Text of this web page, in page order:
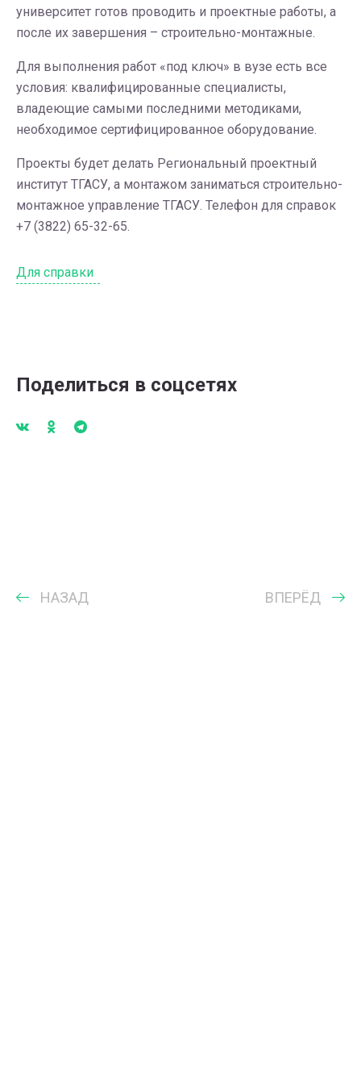
университет готов проводить и проектные работы, а
после их завершения – строительно-монтажные.
Для выполнения работ «под ключ» в вузе есть все
условия: квалифицированные специалисты,
владеющие самыми последними методиками,
необходимое сертифицированное оборудование.
Проекты будет делать Региональный проектный
институт ТГАСУ, а монтажом заниматься строительно-
монтажное управление ТГАСУ. Телефон для справок
+7 (3822) 65-32-65.
Для справки
Поделиться в соцсетях
НАЗАД ВПЕРЁД